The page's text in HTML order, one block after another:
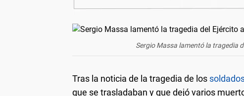
Sergio Massa lamentó la tragedia
Tras la noticia de la tragedia de los
que se trasladaban y que dejó varios